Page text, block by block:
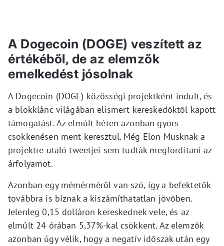
A Dogecoin (DOGE) veszített az
értékéből, de az elemzők
emelkedést jósolnak
A Dogecoin (DOGE) közösségi projektként indult, és
a blokklánc világában elismert kereskedőktől kapott
támogatást. Az elmúlt héten azonban gyors
csökkenésen ment keresztül. Még Elon Musknak a
projektre utaló tweetjei sem tudták megfordítani az
árfolyamot.
Azonban egy mémérméről van szó, így a befektetők
továbbra is bíznak a kiszámíthatatlan jövőben.
Jelenleg 0,15 dolláron kereskednek vele, és az
elmúlt 24 órában 5,37%-kal csökkent. Az elemzők
azonban úgy vélik, hogy a negatív időszak után egy